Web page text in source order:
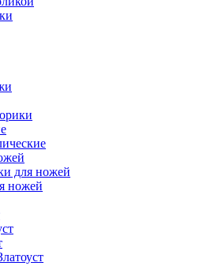
для ножей
ножей